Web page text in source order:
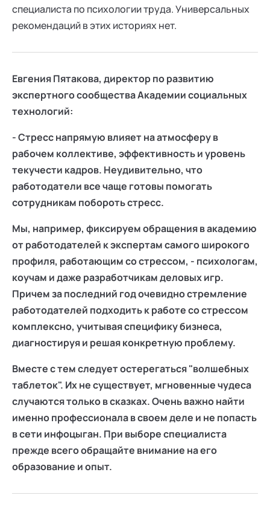
специалиста по психологии труда. Универсальных
рекомендаций в этих историях нет.
Евгения Пятакова, директор по развитию
экспертного сообщества Академии социальных
технологий:
- Стресс напрямую влияет на атмосферу в
рабочем коллективе, эффективность и уровень
текучести кадров. Неудивительно, что
работодатели все чаще готовы помогать
сотрудникам побороть стресс.
Мы, например, фиксируем обращения в академию
от работодателей к экспертам самого широкого
профиля, работающим со стрессом, - психологам,
коучам и даже разработчикам деловых игр.
Причем за последний год очевидно стремление
работодателей подходить к работе со стрессом
комплексно, учитывая специфику бизнеса,
диагностируя и решая конкретную проблему.
Вместе с тем следует остерегаться "волшебных
таблеток". Их не существует, мгновенные чудеса
случаются только в сказках. Очень важно найти
именно профессионала в своем деле и не попасть
в сети инфоцыган. При выборе специалиста
прежде всего обращайте внимание на его
образование и опыт.